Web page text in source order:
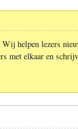
helpen lezers
met elkaar en